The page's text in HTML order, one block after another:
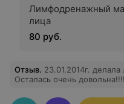
Лимфодренажный
лица
80 руб.
Отзыв. 23.01.2014г.
Осталась очень
вежливый персонал!!!